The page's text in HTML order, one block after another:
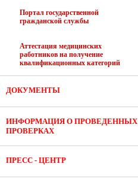
Портал государственной
гражданской службы
Аттестация медицинских
работников на получение
квалификационных категорий
ДОКУМЕНТЫ
ИНФОРМАЦИЯ О ПРОВЕДЕННЫХ
ПРОВЕРКАХ
ПРЕСС - ЦЕНТР